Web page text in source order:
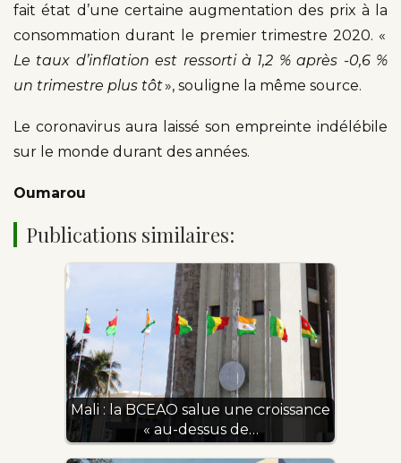
fait état d’une certaine augmentation des prix à la
consommation durant le premier trimestre 2020. «
Le taux d’inflation est ressorti à 1,2 % après -0,6 %
un trimestre plus tôt», souligne la même source.
Le coronavirus aura laissé son empreinte indélébile
sur le monde durant des années.
Oumarou
Publications similaires:
Mali : la BCEAO salue une croissance
« au-dessus de…